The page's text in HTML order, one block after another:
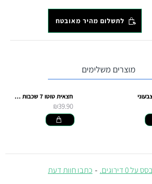
0 דירוגים. - כתבו חוות דעת
לתשלום מהיר מאובטח
מוצרים משלימים
חצאית טוטו 7 שכבות - אדום
₪39.90